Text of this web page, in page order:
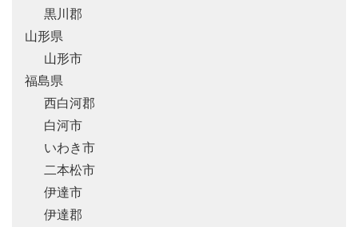
黒川郡
山形県
山形市
福島県
西白河郡
白河市
いわき市
二本松市
伊達市
伊達郡